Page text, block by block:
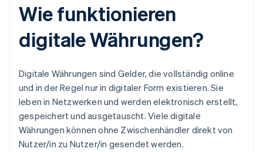
Wie funktionieren
digitale Währungen?
Digitale Währungen sind Gelder, die vollständig online
und in der Regel nur in digitaler Form existieren. Sie
leben in Netzwerken und werden elektronisch erstellt,
gespeichert und ausgetauscht. Viele digitale
Währungen können ohne Zwischenhändler direkt von
Nutzer/in zu Nutzer/in gesendet werden.